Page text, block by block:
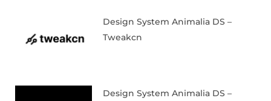
Design System Animalia DS –
Tweakcn
Design System Animalia DS –